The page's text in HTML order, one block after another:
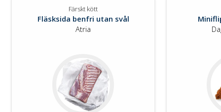
Färskt kött
Fläsksida benfri utan svål
Atria